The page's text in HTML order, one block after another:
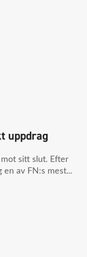
uppdrag
mot sitt slut. Efter
en av FN:s mest...